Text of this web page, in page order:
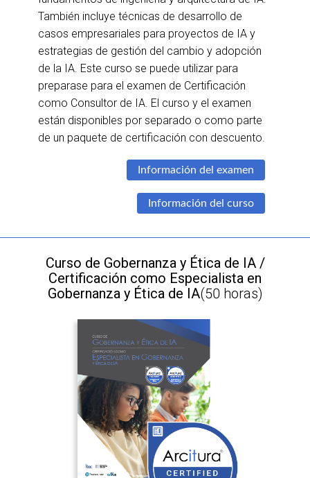
También incluye técnicas de desarrollo de
casos empresariales para proyectos de IA y
estrategias de gestión del cambio y adopción
de la IA. Este curso se puede utilizar para
preparase para el examen de Certificación
como Consultor de IA. El curso y el examen
están disponibles por separado o como parte
de un paquete de certificación con descuento.
Información del examen
Información del curso
Curso de Gobernanza y Ética de IA /
Certificación como Especialista en
Gobernanza y Ética de IA(50 horas)